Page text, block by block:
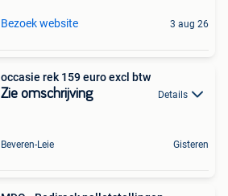
Bezoek website 3 aug 26
occasie rek 159 euro excl btw
Zie omschrijving Details
Beveren-Leie Gisteren